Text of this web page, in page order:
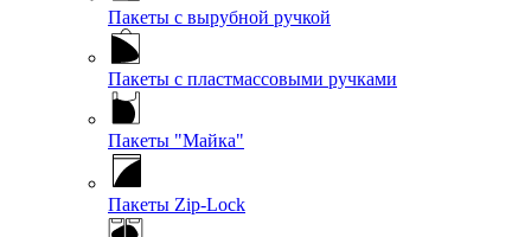
Пакеты с вырубной ручкой
Пакеты с пластмассовыми ручками
Пакеты "Майка"
Пакеты Zip-Lock